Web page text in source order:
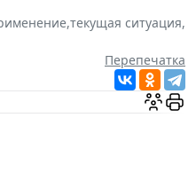
,текущая ситуация,
Перепечатка